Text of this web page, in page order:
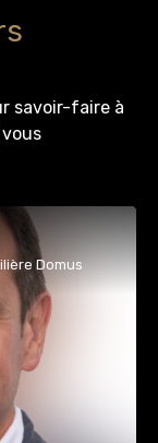
savoir-faire à
Domus